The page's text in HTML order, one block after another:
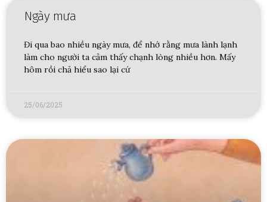
Ngày mưa
Đi qua bao nhiều ngày mưa, để nhớ rằng mưa lành lạnh
làm cho người ta cảm thấy chạnh lòng nhiều hơn. Mấy
hôm rồi chả hiểu sao lại cứ
25/06/2025